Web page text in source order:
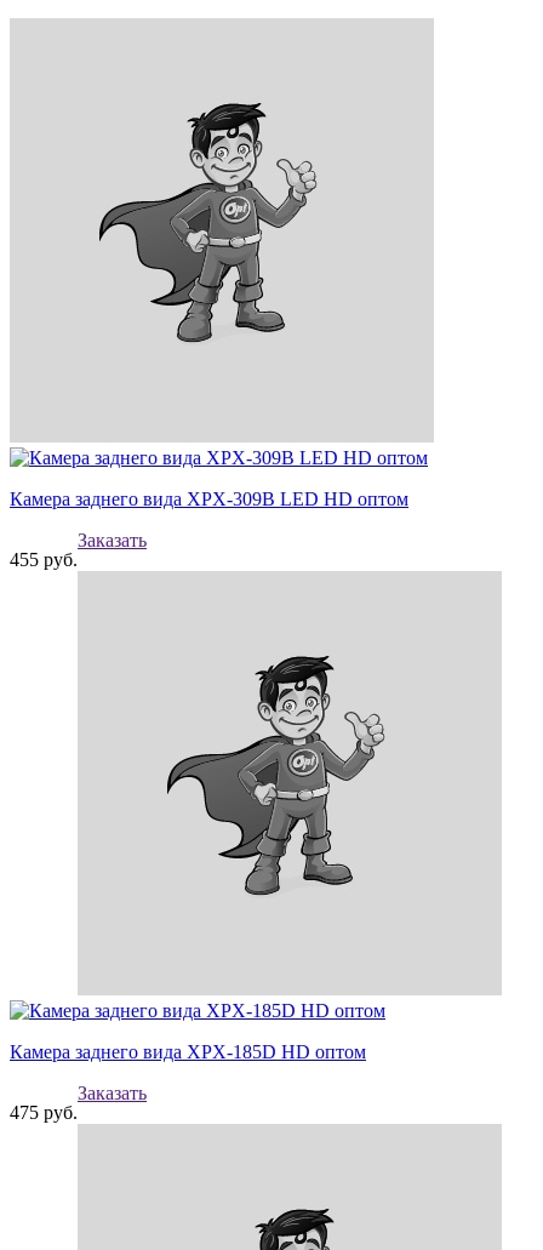
Камера заднего вида XPX-309B LED HD оптом
455 руб.
Заказать
Камера заднего вида XPX-185D HD оптом
475 руб.
Заказать